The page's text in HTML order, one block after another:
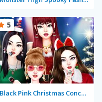
Black Pink Christmas Concert
5